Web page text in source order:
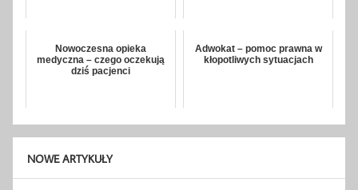
Nowoczesna opieka
medyczna – czego oczekują
dziś pacjenci
Adwokat – pomoc prawna w
kłopotliwych sytuacjach
NOWE ARTYKUŁY